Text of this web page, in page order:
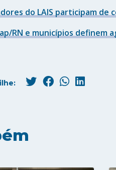
do LAIS participam de
RN e municípios